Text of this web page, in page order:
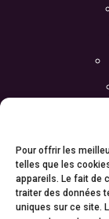
Pour offrir les
telles que les
appareils. Le fait de
traiter des données
uniques sur ce site.